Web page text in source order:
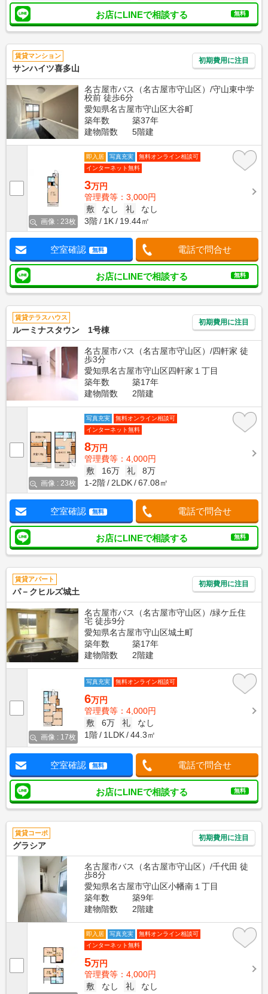
お店にLINEで相談する 無料
賃貸マンション
サンハイツ喜多山
初期費用に注目
名古屋市バス（名古屋市守山区）/守山東中学
校前 徒歩6分
愛知県名古屋市守山区大谷町
築年数
築37年
建物階数
5階建
画像 : 23枚
即入居 写真充実
無料オンライン相談可
インターネット無料
3万円
管理費等：3,000円
敷
なし 礼
なし
3階
1K 19.44㎡
空室確認 無料 電話で問合せ
お店にLINEで相談する 無料
賃貸テラスハウス
ルーミナスタウン 1号棟
初期費用に注目
名古屋市バス（名古屋市守山区）/四軒家 徒
歩3分
愛知県名古屋市守山区四軒家１丁目
築年数
築17年
建物階数
2階建
画像 : 23枚
写真充実
無料オンライン相談可
インターネット無料
8万円
管理費等：4,000円
敷
16万 礼
8万
1-2階
2LDK 67.08㎡
空室確認 無料 電話で問合せ
お店にLINEで相談する 無料
賃貸アパート
パ－クヒルズ城土
初期費用に注目
名古屋市バス（名古屋市守山区）/緑ケ丘住
宅 徒歩9分
愛知県名古屋市守山区城土町
築年数
築17年
建物階数
2階建
画像 : 17枚
写真充実 無料オンライン相談可
6万円
管理費等：4,000円
敷
6万 礼
なし
1階
1LDK 44.3㎡
空室確認 無料 電話で問合せ
お店にLINEで相談する 無料
賃貸コーポ
グラシア
初期費用に注目
名古屋市バス（名古屋市守山区）/千代田 徒
歩8分
愛知県名古屋市守山区小幡南１丁目
築年数
築9年
建物階数
2階建
即入居 写真充実
無料オンライン相談可
インターネット無料
5万円
管理費等：4,000円
敷
なし 礼
なし